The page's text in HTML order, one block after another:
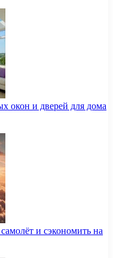
окон и дверей для дома
и сэкономить на